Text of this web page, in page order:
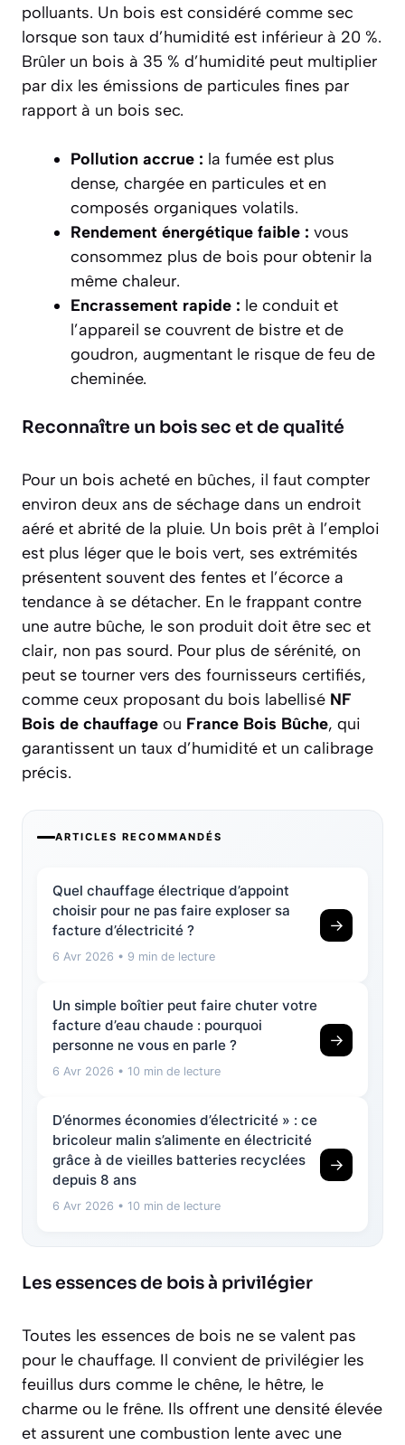
polluants. Un bois est considéré comme sec
lorsque son taux d’humidité est inférieur à 20 %.
Brûler un bois à 35 % d’humidité peut multiplier
par dix les émissions de particules fines par
rapport à un bois sec.
Pollution accrue : la fumée est plus
dense, chargée en particules et en
composés organiques volatils.
Rendement énergétique faible : vous
consommez plus de bois pour obtenir la
même chaleur.
Encrassement rapide : le conduit et
l’appareil se couvrent de bistre et de
goudron, augmentant le risque de feu de
cheminée.
Reconnaître un bois sec et de qualité
Pour un bois acheté en bûches, il faut compter
environ deux ans de séchage dans un endroit
aéré et abrité de la pluie. Un bois prêt à l’emploi
est plus léger que le bois vert, ses extrémités
présentent souvent des fentes et l’écorce a
tendance à se détacher. En le frappant contre
une autre bûche, le son produit doit être sec et
clair, non pas sourd. Pour plus de sérénité, on
peut se tourner vers des fournisseurs certifiés,
comme ceux proposant du bois labellisé NF
Bois de chauffage ou France Bois Bûche, qui
garantissent un taux d’humidité et un calibrage
précis.
ARTICLES RECOMMANDÉS
Quel chauffage électrique d’appoint
choisir pour ne pas faire exploser sa
facture d’électricité ?
6 Avr 2026 • 9 min de lecture
→
Un simple boîtier peut faire chuter votre
facture d’eau chaude : pourquoi
personne ne vous en parle ?
6 Avr 2026 • 10 min de lecture
→
D’énormes économies d’électricité » : ce
bricoleur malin s’alimente en électricité
grâce à de vieilles batteries recyclées
depuis 8 ans
6 Avr 2026 • 10 min de lecture
→
Les essences de bois à privilégier
Toutes les essences de bois ne se valent pas
pour le chauffage. Il convient de privilégier les
feuillus durs comme le chêne, le hêtre, le
charme ou le frêne. Ils offrent une densité élevée
et assurent une combustion lente avec une